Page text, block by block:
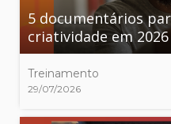
5 documentários
criatividade em 2026
Treinamento
29/07/2026